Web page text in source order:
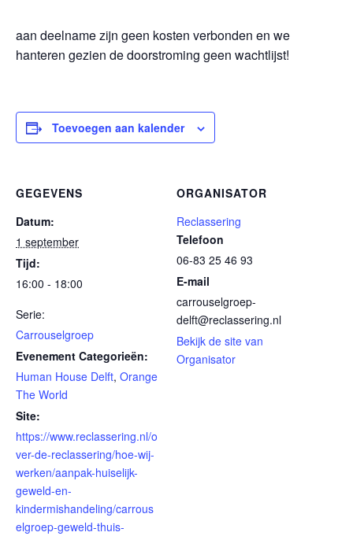
aan deelname zijn geen kosten verbonden en we
hanteren gezien de doorstroming geen wachtlijst!
Toevoegen aan kalender
GEGEVENS
Datum:
1 september
Tijd:
16:00 - 18:00
Serie:
Carrouselgroep
Evenement Categorieën:
Human House Delft, Orange
The World
Site:
https://www.reclassering.nl/o
ver-de-reclassering/hoe-wij-
werken/aanpak-huiselijk-
geweld-en-
kindermishandeling/carrous
elgroep-geweld-thuis-
ORGANISATOR
Reclassering
Telefoon
06-83 25 46 93
E-mail
carrouselgroep-
delft@reclassering.nl
Bekijk de site van
Organisator